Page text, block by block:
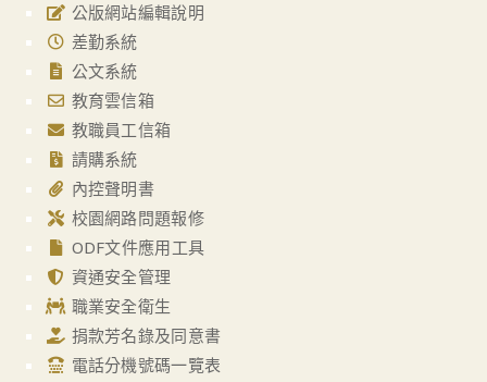
公版網站編輯說明
差勤系統
公文系統
教育雲信箱
教職員工信箱
請購系統
內控聲明書
校園網路問題報修
ODF文件應用工具
資通安全管理
職業安全衛生
捐款芳名錄及同意書
電話分機號碼一覽表